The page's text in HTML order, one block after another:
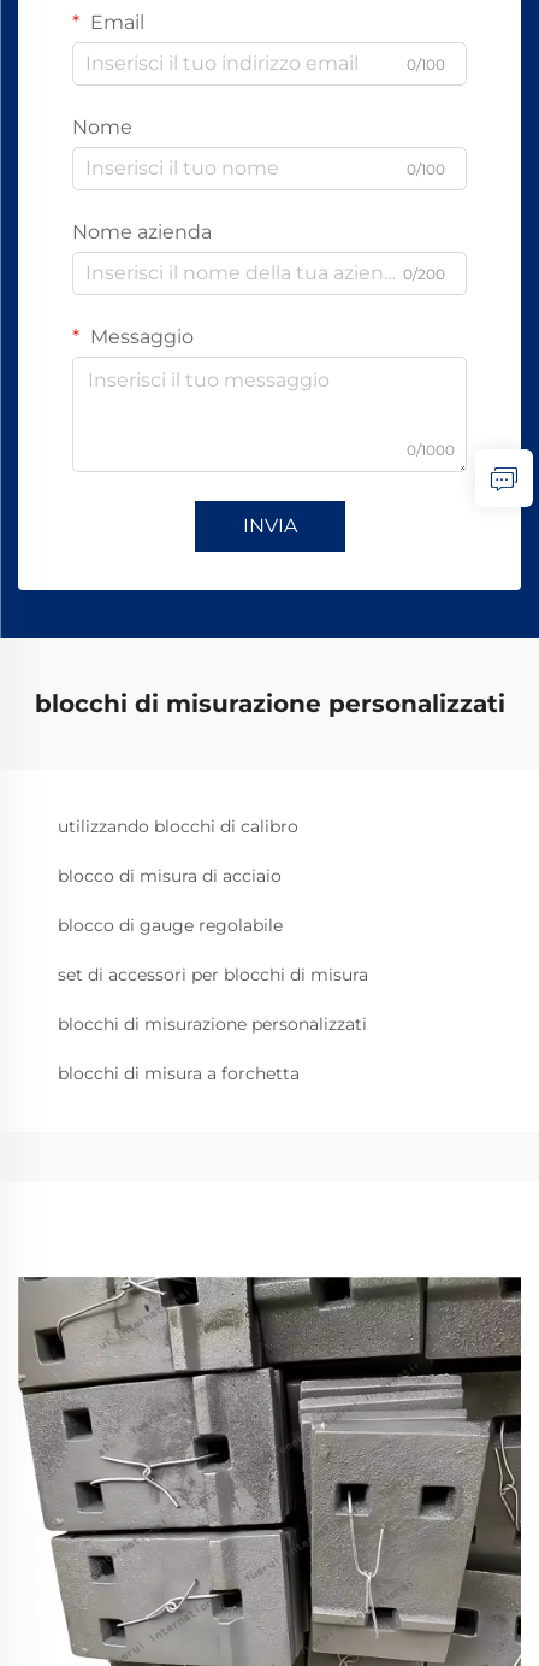
Email
0/100
Nome
0/100
Nome azienda
0/200
Messaggio
0/1000
INVIA
blocchi di misurazione personalizzati
utilizzando blocchi di calibro
blocco di misura di acciaio
blocco di gauge regolabile
set di accessori per blocchi di misura
blocchi di misurazione personalizzati
blocchi di misura a forchetta